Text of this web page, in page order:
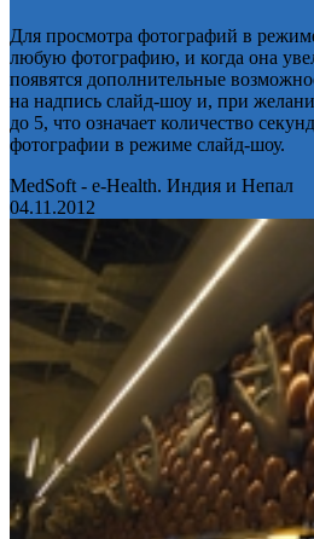
Для просмотра фотографий в
любую фотографию, и когда она
появятся дополнительные
на надпись слайд-шоу и, при
до 5, что означает количество
фотографии в режиме слайд-шоу.
MedSoft - e-Health. Индия и Непал
04.11.2012